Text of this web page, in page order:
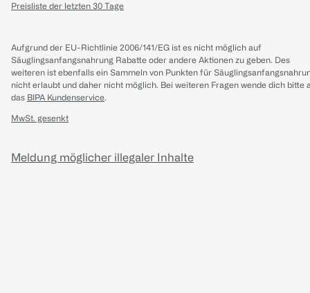
Preisliste der letzten 30 Tage
Aufgrund der EU-Richtlinie 2006/141/EG ist es nicht möglich auf
Säuglingsanfangsnahrung Rabatte oder andere Aktionen zu geben. Des
weiteren ist ebenfalls ein Sammeln von Punkten für
nicht erlaubt und daher nicht möglich. Bei weiteren Fragen wende dich bitte
das BIPA Kundenservice.
MwSt. gesenkt
Meldung möglicher illegaler Inhalte